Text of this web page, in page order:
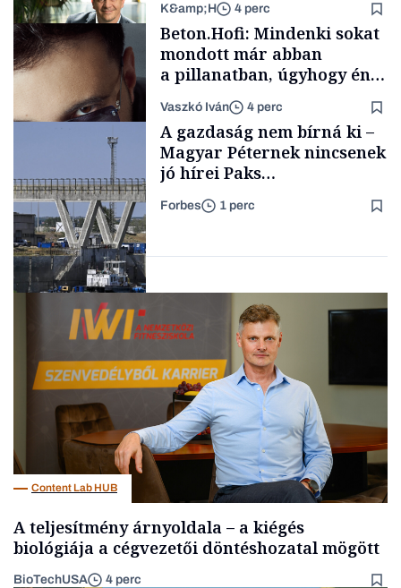
Családi
vállalkozások
TÁMOGATÓI
K&amp;H 4 perc
Forbes-sztori
Beton.Hofi: Mindenki sokat
mondott már abban
a pillanatban, úgyhogy én
gondolataimat akartam
kimondani
Vaszkó Iván 4 perc
A gazdaság nem bírná ki –
Magyar Péternek nincsenek
jó hírei Paks
Forbes 1 perc
Content Lab HUB
A teljesítmény árnyoldala – a kiégés
biológiája a cégvezetői döntéshozatal mögött
BioTechUSA 4 perc